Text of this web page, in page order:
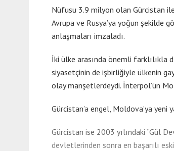
Nüfusu 3.9 milyon olan Gürcistan
Avrupa ve Rusya’ya yoğun şekilde
anlaşmaları imzaladı.
İki ülke arasında önemli farklılıkla
siyasetçinin de işbirliğiyle ülkenin
olay manşetlerdeydi. İnterpol’ün
Gürcistan’a engel, Moldova’ya yeni
Gürcistan ise 2003 yılındaki “Gül
devletlerinden sonra en başarılı